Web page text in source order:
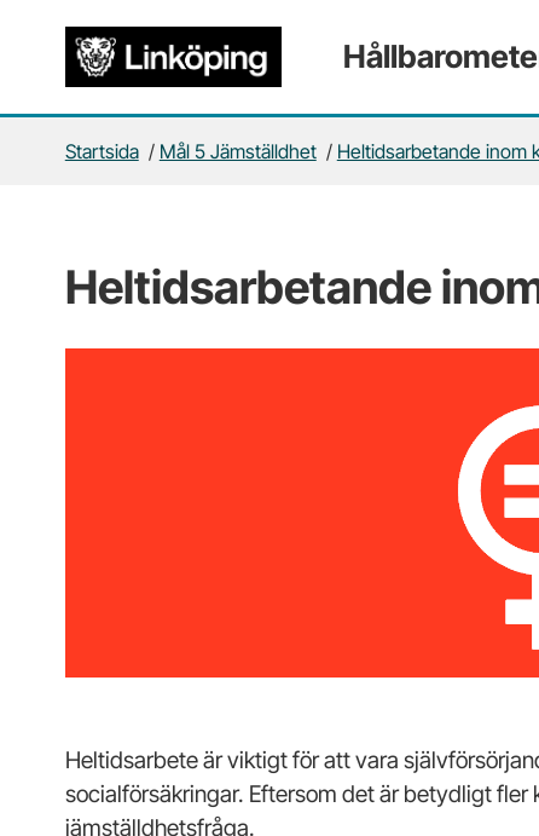
Startsida / Mål 5 Jämställdhet / Heltidsarbetande inom
Heltidsarbetande
Heltidsarbete är viktigt för att vara
socialförsäkringar. Eftersom det är betydligt
jämställdhetsfråga.